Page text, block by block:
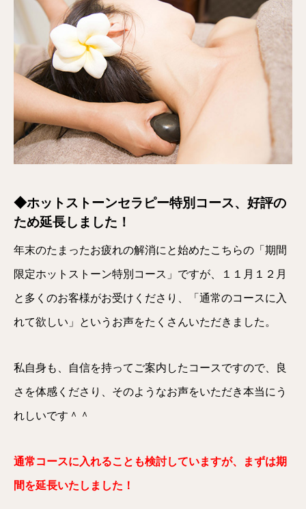
◆ホットストーンセラピー特別コース、好評の
ため延長しました！
年末のたまったお疲れの解消にと始めたこちらの「期間
限定ホットストーン特別コース」ですが、１１月１２月
と多くのお客様がお受けくださり、「通常のコースに入
れて欲しい」というお声をたくさんいただきました。
私自身も、自信を持ってご案内したコースですので、良
さを体感くださり、そのようなお声をいただき本当にう
れしいです＾＾
通常コースに入れることも検討していますが、まずは期
間を延長いたしました！